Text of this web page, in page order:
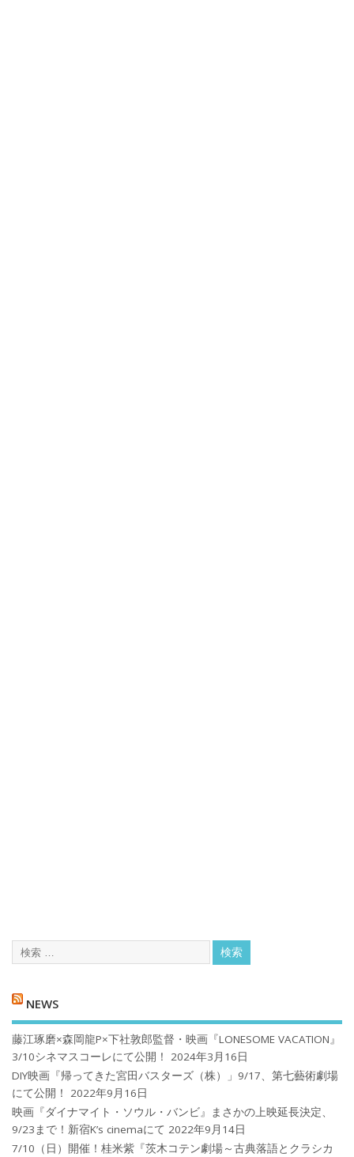
NEWS
藤江琢磨×森岡龍P×下社敦郎監督・映画『LONESOME VACATION』
3/10シネマスコーレにて公開！
2024年3月16日
DIY映画『帰ってきた宮田バスターズ（株）」9/17、第七藝術劇場
にて公開！
2022年9月16日
映画『ダイナマイト・ソウル・バンビ』まさかの上映延長決定、
9/23まで！新宿K’s cinemaにて 2022年9月14日
7/10（日）開催！桂米紫『茨木コテン劇場～古典落語とクラシカ